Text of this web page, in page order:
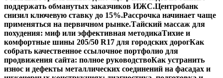
поддержать обманутых заказчиков ИЖС.Центробанк
снизил ключевую ставку до 15%.Рассрочка начинает чаще
применяться на первичном рынке.Тайский массаж для
похудения: миф или эффективная методикаТихие и
комфортные шины 205/50 R17 для городских дорогКак
собрать качественное ссылочное портфолио для
продвижения сайта: полное руководствоКак устранить
износ и дефекты металлических соединений на фасадах и